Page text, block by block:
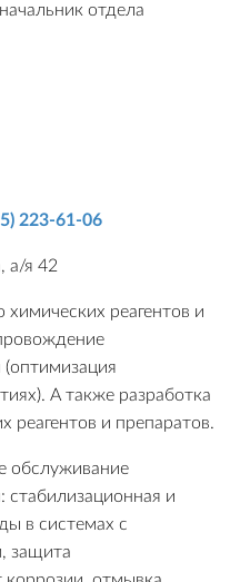
отдела
223-61-06
а/я 42
химических реагентов и
А также разработка
реагентов и препаратов.
обслуживание
и
в системах с
защита